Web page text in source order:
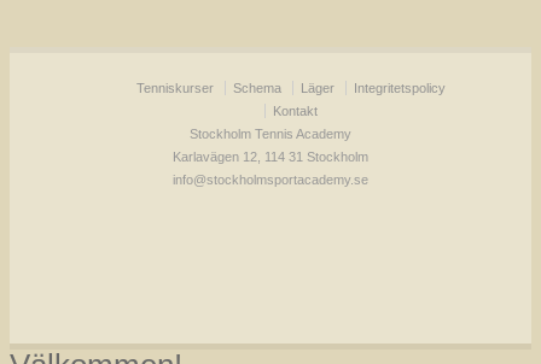
Tenniskurser Schema Läger
Integritetspolicy
Kontakt
Stockholm Tennis Academy
Karlavägen 12, 114 31 Stockholm
info@stockholmsportacademy.se